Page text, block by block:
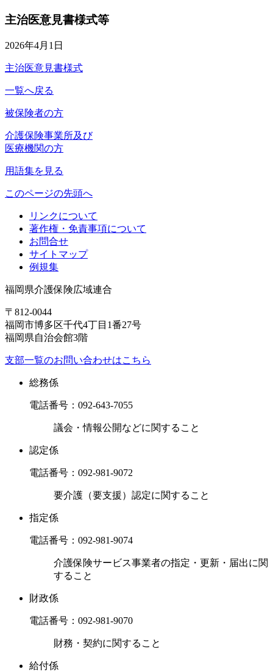
主治医意見書様式等
2026年4月1日
主治医意見書様式
一覧へ戻る
被保険者の方
介護保険事業所及び
医療機関の方
用語集を見る
このページの先頭へ
リンクについて
著作権・免責事項について
お問合せ
サイトマップ
例規集
福岡県介護保険広域連合
〒812-0044
福岡市博多区千代4丁目1番27号
福岡県自治会館3階
支部一覧のお問い合わせはこちら
総務係
電話番号： 092-643-7055
議会・情報公開などに関すること
認定係
電話番号： 092-981-9072
要介護（要支援）認定に関すること
指定係
電話番号： 092-981-9074
介護保険サービス事業者の指定・更新・届出に関
すること
財政係
電話番号： 092-981-9070
財務・契約に関すること
給付係